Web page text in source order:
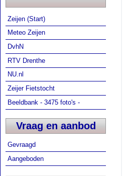
Zeijen (Start)
Meteo Zeijen
DvhN
RTV Drenthe
NU.nl
Zeijer Fietstocht
Beeldbank - 3475 foto's -
Vraag en aanbod
Gevraagd
Aangeboden